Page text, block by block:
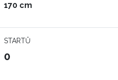
170 cm
STARTŮ
0